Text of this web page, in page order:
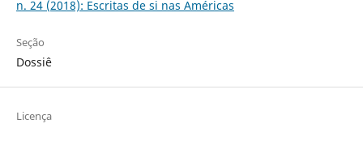
n. 24 (2018): Escritas de si nas Américas
Seção
Dossiê
Licença